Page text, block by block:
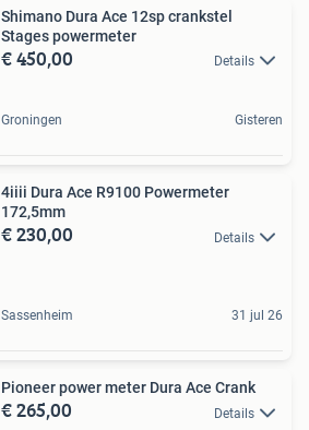
Shimano Dura Ace 12sp crankstel
Stages powermeter
€ 450,00 Details
Groningen Gisteren
4iiii Dura Ace R9100 Powermeter
172,5mm
€ 230,00 Details
Sassenheim 31 jul 26
Pioneer power meter Dura Ace Crank
€ 265,00 Details